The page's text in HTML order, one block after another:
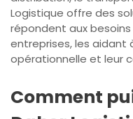
Logistique offre des
répondent aux
entreprises, les aidant
opérationnelle et leur
Comment